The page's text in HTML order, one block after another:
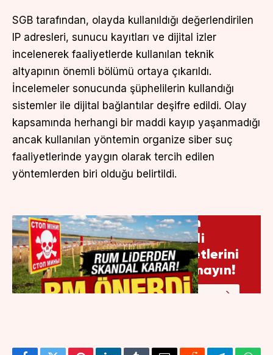
SGB tarafından, olayda kullanıldığı değerlendirilen
IP adresleri, sunucu kayıtları ve dijital izler
incelenerek faaliyetlerde kullanılan teknik
altyapının önemli bölümü ortaya çıkarıldı.
İncelemeler sonucunda şüphelilerin kullandığı
sistemler ile dijital bağlantılar deşifre edildi. Olay
kapsamında herhangi bir maddi kayıp yaşanmadığı
ancak kullanılan yöntemin organize siber suç
faaliyetlerinde yaygın olarak tercih edilen
yöntemlerden biri olduğu belirtildi.